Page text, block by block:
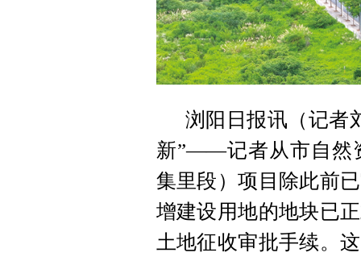
浏阳日报讯（记者
新”——记者从市自然
集里段）项目除此前
增建设用地的地块已
土地征收审批手续。